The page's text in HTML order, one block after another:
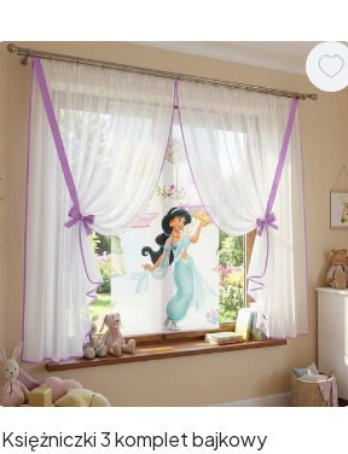
Księżniczki 3 komplet bajkowy